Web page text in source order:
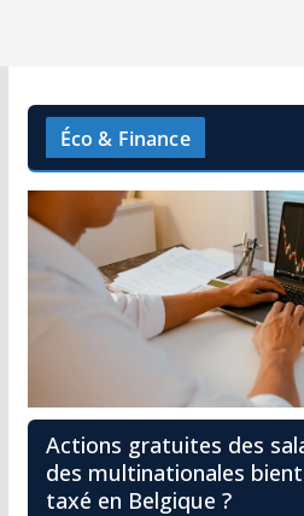
Éco & Finance
Actions gratuites des
des multinationales
taxé en Belgique ?